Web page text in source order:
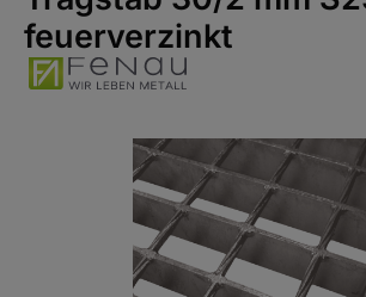
feuerverzinkt
Bildergalerie überspringen